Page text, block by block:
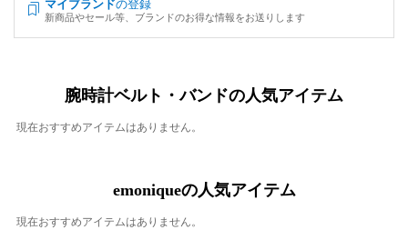
マイブランドの登録
新商品やセール等、ブランドのお得な情報をお送りします
腕時計ベルト・バンドの人気アイテム
現在おすすめアイテムはありません。
emoniqueの人気アイテム
現在おすすめアイテムはありません。